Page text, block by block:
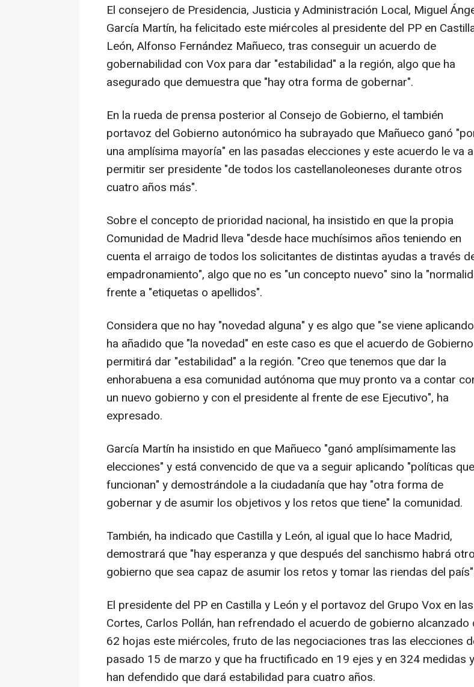
El consejero de Presidencia, Justicia y Administración Local, Miguel
García Martín, ha felicitado este miércoles al presidente del PP en
León, Alfonso Fernández Mañueco, tras conseguir un acuerdo de
gobernabilidad con Vox para dar "estabilidad" a la región, algo que ha
asegurado que demuestra que "hay otra forma de gobernar".
En la rueda de prensa posterior al Consejo de Gobierno, el también
portavoz del Gobierno autonómico ha subrayado que Mañueco ganó
una amplísima mayoría" en las pasadas elecciones y este acuerdo le va a
permitir ser presidente "de todos los castellanoleoneses durante otros
cuatro años más".
Sobre el concepto de prioridad nacional, ha insistido en que la propia
Comunidad de Madrid lleva "desde hace muchísimos años teniendo en
cuenta el arraigo de todos los solicitantes de distintas ayudas a través
empadronamiento", algo que no es "un concepto nuevo" sino la
frente a "etiquetas o apellidos".
Considera que no hay "novedad alguna" y es algo que "se viene
ha añadido que "la novedad" en este caso es que el acuerdo de Gobierno
permitirá dar "estabilidad" a la región. "Creo que tenemos que dar la
enhorabuena a esa comunidad autónoma que muy pronto va a contar
un nuevo gobierno y con el presidente al frente de ese Ejecutivo", ha
expresado.
García Martín ha insistido en que Mañueco "ganó amplísimamente las
elecciones" y está convencido de que va a seguir aplicando "políticas que
funcionan" y demostrándole a la ciudadanía que hay "otra forma de
gobernar y de asumir los objetivos y los retos que tiene" la comunidad.
También, ha indicado que Castilla y León, al igual que lo hace Madrid,
demostrará que "hay esperanza y que después del sanchismo habrá otro
gobierno que sea capaz de asumir los retos y tomar las riendas del
El presidente del PP en Castilla y León y el portavoz del Grupo Vox en las
Cortes, Carlos Pollán, han refrendado el acuerdo de gobierno alcanzado
62 hojas este miércoles, fruto de las negociaciones tras las elecciones
pasado 15 de marzo y que ha fructificado en 19 ejes y en 324 medidas y
han defendido que dará estabilidad para cuatro años.